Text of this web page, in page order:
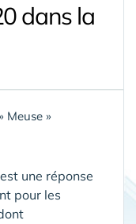
dans la
Meuse »
une réponse
pour les